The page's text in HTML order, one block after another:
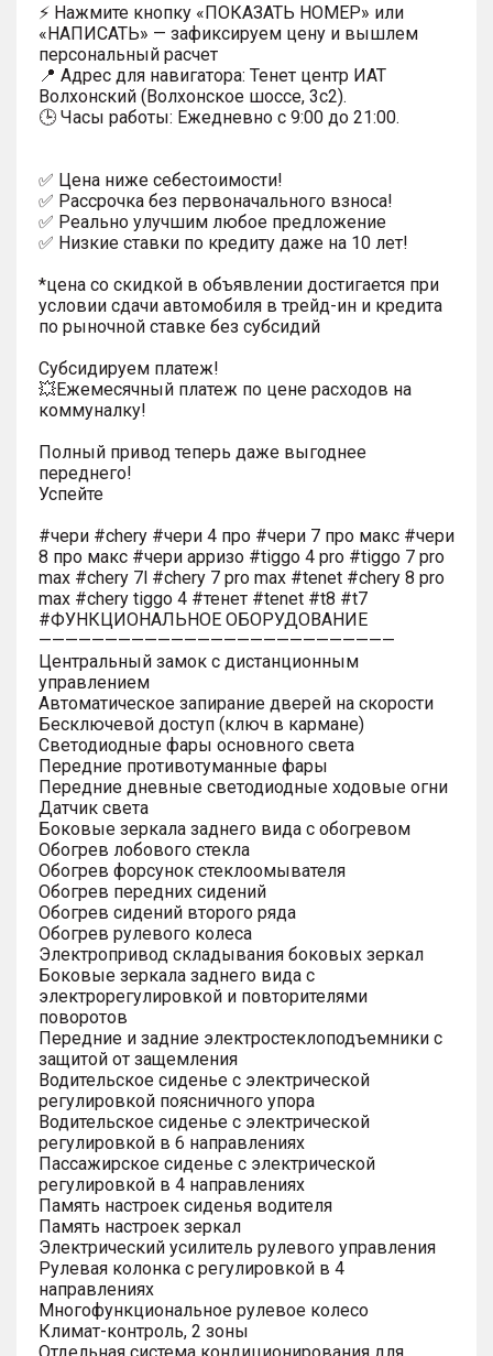
⚡ Нажмите кнопку «ПОКАЗАТЬ НОМЕР» или
«НАПИСАТЬ» — зафиксируем цену и вышлем
персональный расчет
📍 Адрес для навигатора: Тенет центр ИАТ
Волхонский (Волхонское шоссе, 3с2).
🕒 Часы работы: Ежедневно с 9:00 до 21:00.
✅ Цена ниже себестоимости!
✅ Рассрочка без первоначального взноса!
✅ Реально улучшим любое предложение
✅ Низкие ставки по кредиту даже на 10 лет!
*цена со скидкой в объявлении достигается при
условии сдачи автомобиля в трейд-ин и кредита
по рыночной ставке без субсидий
Субсидируем платеж!
💥Ежемесячный платеж по цене расходов на
коммуналку!
Полный привод теперь даже выгоднее
переднего!
Успейте
#чери #chery #чери 4 про #чери 7 про макс #чери
8 про макс #чери арризо #tiggo 4 pro #tiggo 7 pro
max #chery 7l #chery 7 pro max #tenet #chery 8 pro
max #chery tiggo 4 #тенет #tenet #t8 #t7
#ФУНКЦИОНАЛЬНОЕ ОБОРУДОВАНИЕ
———————————————————————————
Центральный замок с дистанционным
управлением
Автоматическое запирание дверей на скорости
Бесключевой доступ (ключ в кармане)
Светодиодные фары основного света
Передние противотуманные фары
Передние дневные светодиодные ходовые огни
Датчик света
Боковые зеркала заднего вида с обогревом
Обогрев лобового стекла
Обогрев форсунок стеклоомывателя
Обогрев передних сидений
Обогрев сидений второго ряда
Обогрев рулевого колеса
Электропривод складывания боковых зеркал
Боковые зеркала заднего вида с
электрорегулировкой и повторителями
поворотов
Передние и задние электростеклоподъемники с
защитой от защемления
Водительское сиденье с электрической
регулировкой поясничного упора
Водительское сиденье с электрической
регулировкой в 6 направлениях
Пассажирское сиденье с электрической
регулировкой в 4 направлениях
Память настроек сиденья водителя
Память настроек зеркал
Электрический усилитель рулевого управления
Рулевая колонка с регулировкой в 4
направлениях
Многофункциональное рулевое колесо
Климат-контроль, 2 зоны
Отдельная система кондиционирования для